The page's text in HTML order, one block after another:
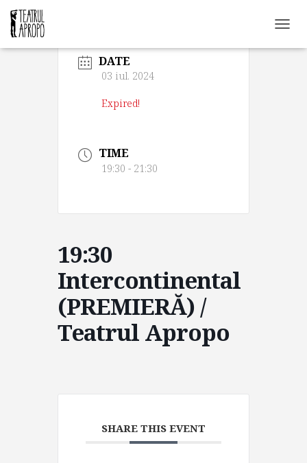
O
DATE
03 iul. 2024
Expired!
TIME
19:30 - 21:30
19:30
Intercontinental
(PREMIERĂ) /
Teatrul Apropo
SHARE THIS EVENT